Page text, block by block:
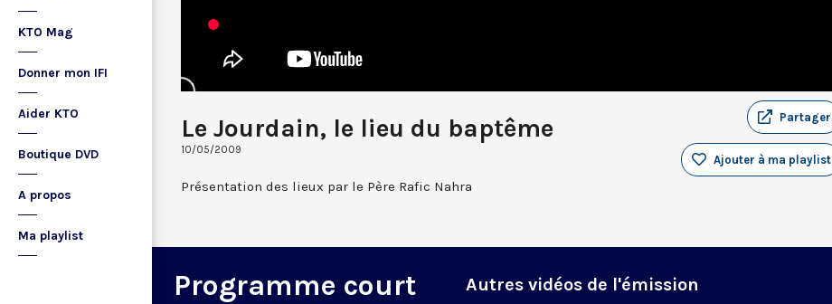
KTO Mag
Donner mon IFI
Aider KTO
Boutique DVD
A propos
Ma playlist
Le Jourdain, le lieu du baptême
10/05/2009
Partager
Ajouter à ma playlist
Présentation des lieux par le Père Rafic Nahra
Programme court Autres vidéos de l'émission